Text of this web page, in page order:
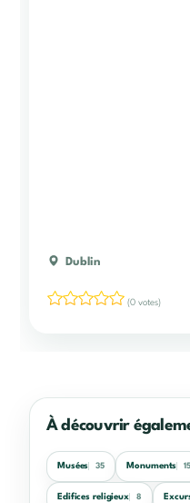
Dublin
(0 votes)
À découvrir
Musées 35 Monuments 15
Edifices religieux 8